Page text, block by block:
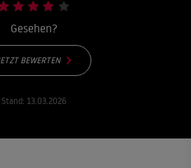
Gesehen?
BEWERTEN
Stand: 13.03.2026